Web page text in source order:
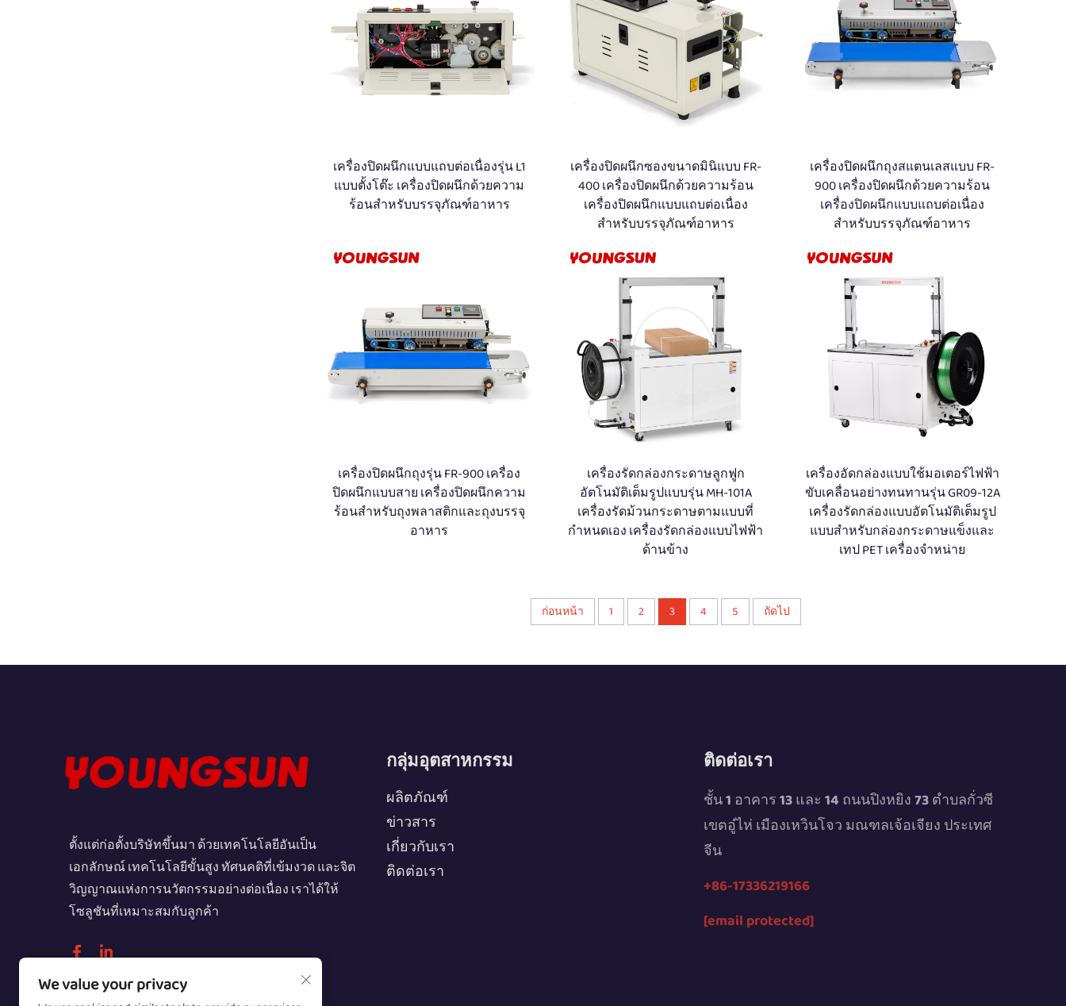
เครื่องปิดผนึกแบบแถบต่อเนื่องรุ่น L1
แบบตั้งโต๊ะ เครื่องปิดผนึกด้วยความ
ร้อนสำหรับบรรจุภัณฑ์อาหาร
เครื่องปิดผนึกซองขนาดมินิแบบ FR-
400 เครื่องปิดผนึกด้วยความร้อน
เครื่องปิดผนึกแบบแถบต่อเนื่อง
สำหรับบรรจุภัณฑ์อาหาร
เครื่องปิดผนึกถุงสแตนเลสแบบ FR-
900 เครื่องปิดผนึกด้วยความร้อน
เครื่องปิดผนึกแบบแถบต่อเนื่อง
สำหรับบรรจุภัณฑ์อาหาร
เครื่องปิดผนึกถุงรุ่น FR-900 เครื่อง
ปิดผนึกแบบสาย เครื่องปิดผนึกความ
ร้อนสำหรับถุงพลาสติกและถุงบรรจุ
อาหาร
เครื่องรัดกล่องกระดาษลูกฟูก
อัตโนมัติเต็มรูปแบบรุ่น MH-101A
เครื่องรัดม้วนกระดาษตามแบบที่
กำหนดเอง เครื่องรัดกล่องแบบไฟฟ้า
ด้านข้าง
เครื่องอัดกล่องแบบใช้มอเตอร์ไฟฟ้า
ขับเคลื่อนอย่างทนทานรุ่น GR09-12A
เครื่องรัดกล่องแบบอัตโนมัติเต็มรูป
แบบสำหรับกล่องกระดาษแข็งและ
เทป PET เครื่องจำหน่าย
ก่อนหน้า 1 2 3 4 5 ถัดไป
ตั้งแต่ก่อตั้งบริษัทขึ้นมา ด้วยเทคโนโลยีอันเป็น
เอกลักษณ์ เทคโนโลยีขั้นสูง ทัศนคติที่เข้มงวด และจิต
วิญญาณแห่งการนวัตกรรมอย่างต่อเนื่อง เราได้ให้
โซลูชันที่เหมาะสมกับลูกค้า
กลุ่มอุตสาหกรรม
ผลิตภัณฑ์
ข่าวสาร
เกี่ยวกับเรา
ติดต่อเรา
ติดต่อเรา
ชั้น 1 อาคาร 13 และ 14 ถนนปิงหยิง 73 ตำบลกั่วซี
เขตอู๋ไห่ เมืองเหวินโจว มณฑลเจ้อเจียง ประเทศ
จีน
+86-17336219166
[email protected]
We value your privacy